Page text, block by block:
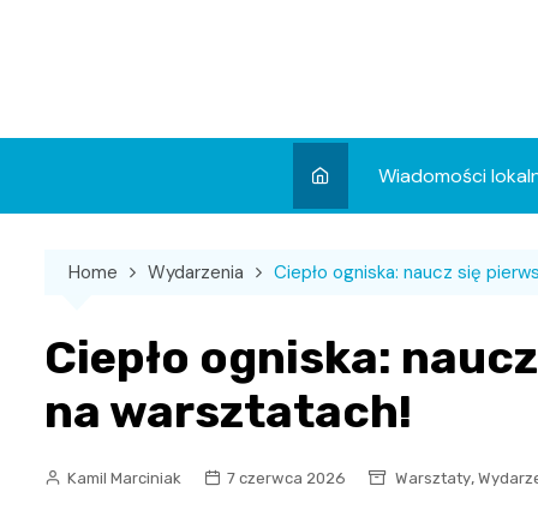
Wiadomości
Wydarzenia
Sport
Home Wydarzenia Ciepło ogniska: naucz się
Ciepło ogniska:
na warsztatach!
Kamil Marciniak 7 czerwca 2026 Warsztaty,